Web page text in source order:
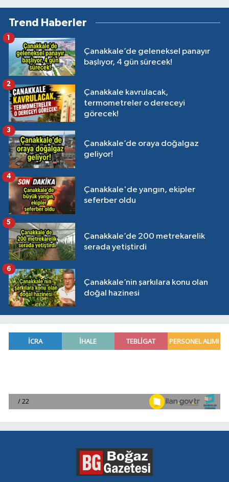
Trend Haberler
Çanakkale’de geleneksel panayır
başlıyor, 4 gün sürecek!
1
Çanakkale kavrulacak,
termometreler o dereceyi
görecek!
2
Çanakkale’de oraya doğalgaz
geliyor!
3
Çanakkale'de yangın, ekipler
seferber oldu
4
Çanakkale’de 200 metrekarelik
serada yetiştirdi
5
Çanakkale’nin şarkılara konu olan
doğal hazinesi
6